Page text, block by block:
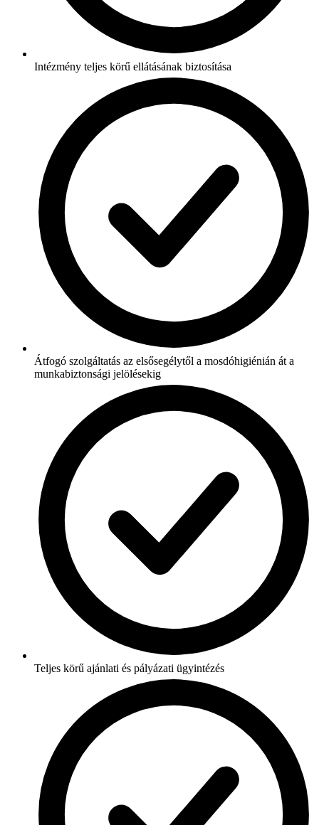
Intézmény teljes körű ellátásának biztosítása
Átfogó szolgáltatás az elsősegélytől a mosdóhigiénián át a
munkabiztonsági jelölésekig
Teljes körű ajánlati és pályázati ügyintézés